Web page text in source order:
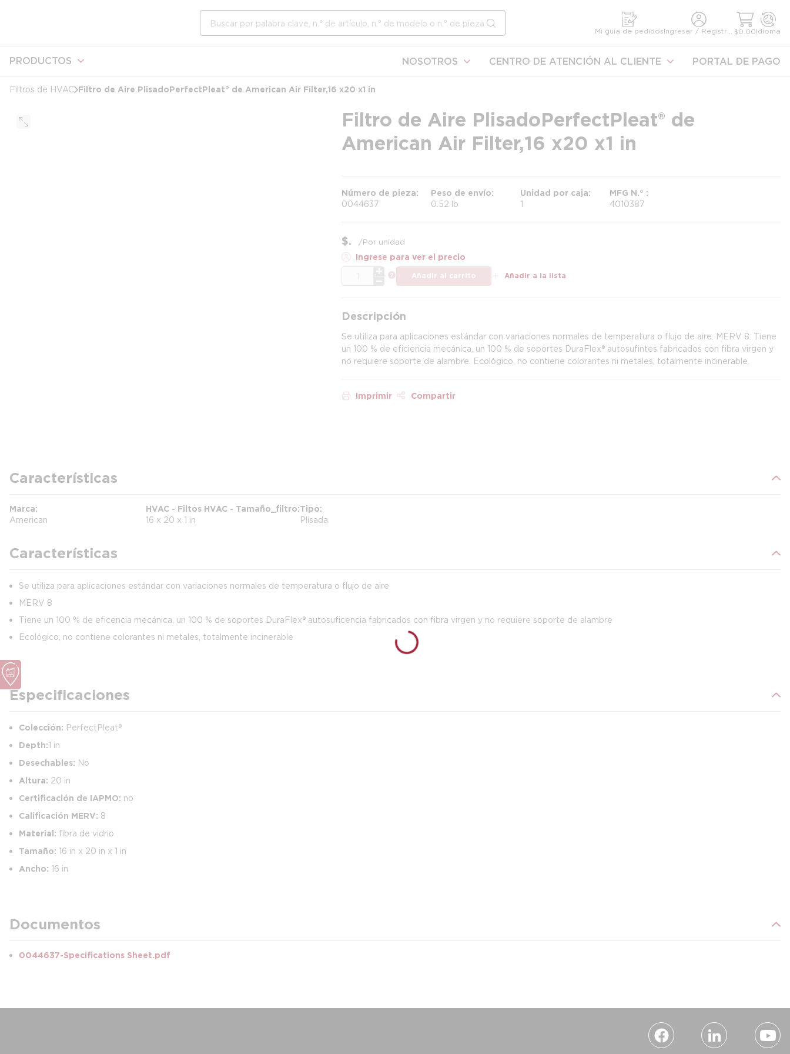
enviar búsqueda
Mi guía de pedidosIngresar / Registrarse$0.00Idioma
PRODUCTOS NOSOTROS CENTRO DE ATENCIÓN AL CLIENTE PORTAL DE PAGO
Filtros de HVAC Filtro de Aire Plisado PerfectPleat® de American Air Filter, 16 x 20 x 1 in
Filtro de Aire Plisado PerfectPleat® de
American Air Filter, 16 x 20 x 1 in
Número de pieza
0044637
Peso de envío
0.52 lb
Unidad por caja
1
MFG N.°
4010387
$ /Por unidad
Ingrese para ver el precio
más información
Añadir al carrito Añadir a la lista
Descripción
Se utiliza para aplicaciones estándar con variaciones normales de temperatura o flujo de aire. MERV 8. Tiene
un 100 % de eficiencia mecánica, un 100 % de soportes DuraFlex® autosufintes fabricados con fibra virgen y
no requiere soporte de alambre. Ecológico, no contiene colorantes ni metales, totalmente incinerable.
Imprimir Compartir
Características
Marca
American
HVAC - Filtos HVAC - Tamaño_filtro
16 x 20 x 1 in
Tipo
Plisada
Características
Se utiliza para aplicaciones estándar con variaciones normales de temperatura o flujo de aire
MERV 8
Tiene un 100 % de eficencia mecánica, un 100 % de soportes DuraFlex® autosuficencia fabricados con fibra virgen y no requiere soporte de alambre
Ecológico, no contiene colorantes ni metales, totalmente incinerable
Especificaciones
Colección: PerfectPleat®
Depth:1 in
Desechables: No
Altura: 20 in
Certificación de IAPMO: no
Calificación MERV: 8
Material: fibra de vidrio
Tamaño: 16 in x 20 in x 1 in
Ancho: 16 in
Documentos
0044637-Specifications Sheet.pdf